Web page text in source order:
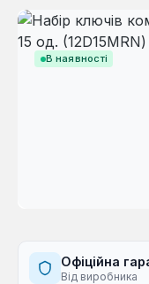
В наявності
Пропустити
Офіційна
Від виробника